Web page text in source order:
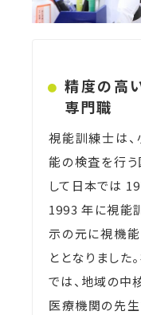
精度の高
専門職
視能訓練士は
能の検査を行
して日本では
1993 年に視能
示の元に視機
ととなりました
では、地域の中
医療機関の先